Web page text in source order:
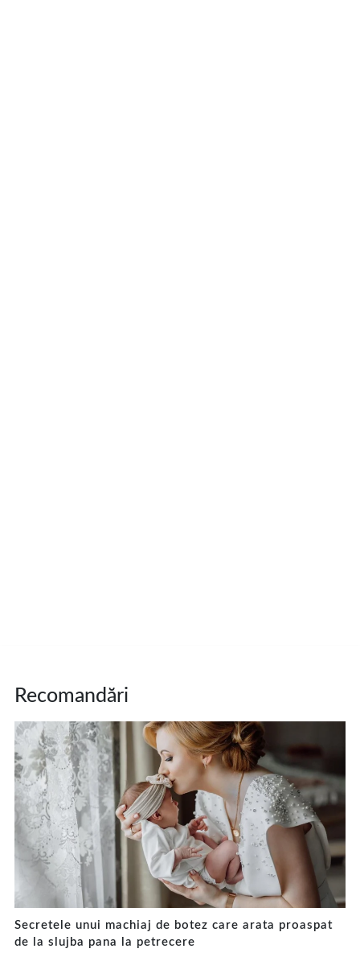
Recomandări
Secretele unui machiaj de botez care arata proaspat
de la slujba pana la petrecere